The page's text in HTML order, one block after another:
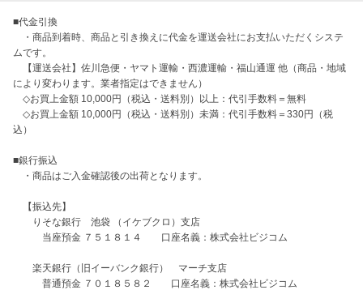
■代金引換
・商品到着時、商品と引き換えに代金を運送会社にお支払いただくシステ
ムです。
【運送会社】佐川急便・ヤマト運輸・西濃運輸・福山通運 他（商品・地域
により変わります。業者指定はできません）
◇お買上金額 10,000円（税込・送料別）以上：代引手数料＝無料
◇お買上金額 10,000円（税込・送料別）未満：代引手数料＝330円（税
込）
■銀行振込
・商品はご入金確認後の出荷となります。
【振込先】
りそな銀行　池袋 （イケブクロ）支店
当座預金 ７５１８１４　　口座名義：株式会社ビジコム
楽天銀行（旧イーバンク銀行）　マーチ支店
普通預金 ７０１８５８２　　口座名義：株式会社ビジコム